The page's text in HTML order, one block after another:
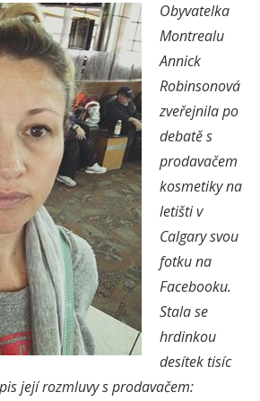
Obyvatelka
Montrealu
Annick
Robinsonová
zveřejnila po
debatě s
prodavačem
kosmetiky na
letišti v
Calgary svou
fotku na
Facebooku.
Stala se
hrdinkou
desítek tisíc
její rozmluvy s prodavačem: